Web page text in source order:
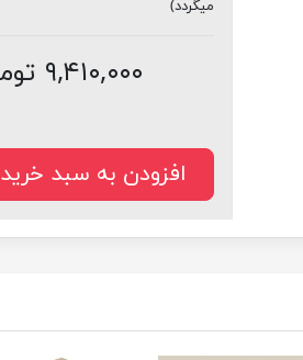
میگردد)
۹,۴۱۰,۰۰۰ تومان
افزودن به سبد خرید